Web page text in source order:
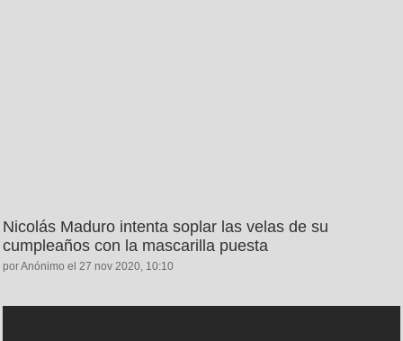
Nicolás Maduro intenta soplar las velas de su
cumpleaños con la mascarilla puesta
por Anónimo el 27 nov 2020, 10:10